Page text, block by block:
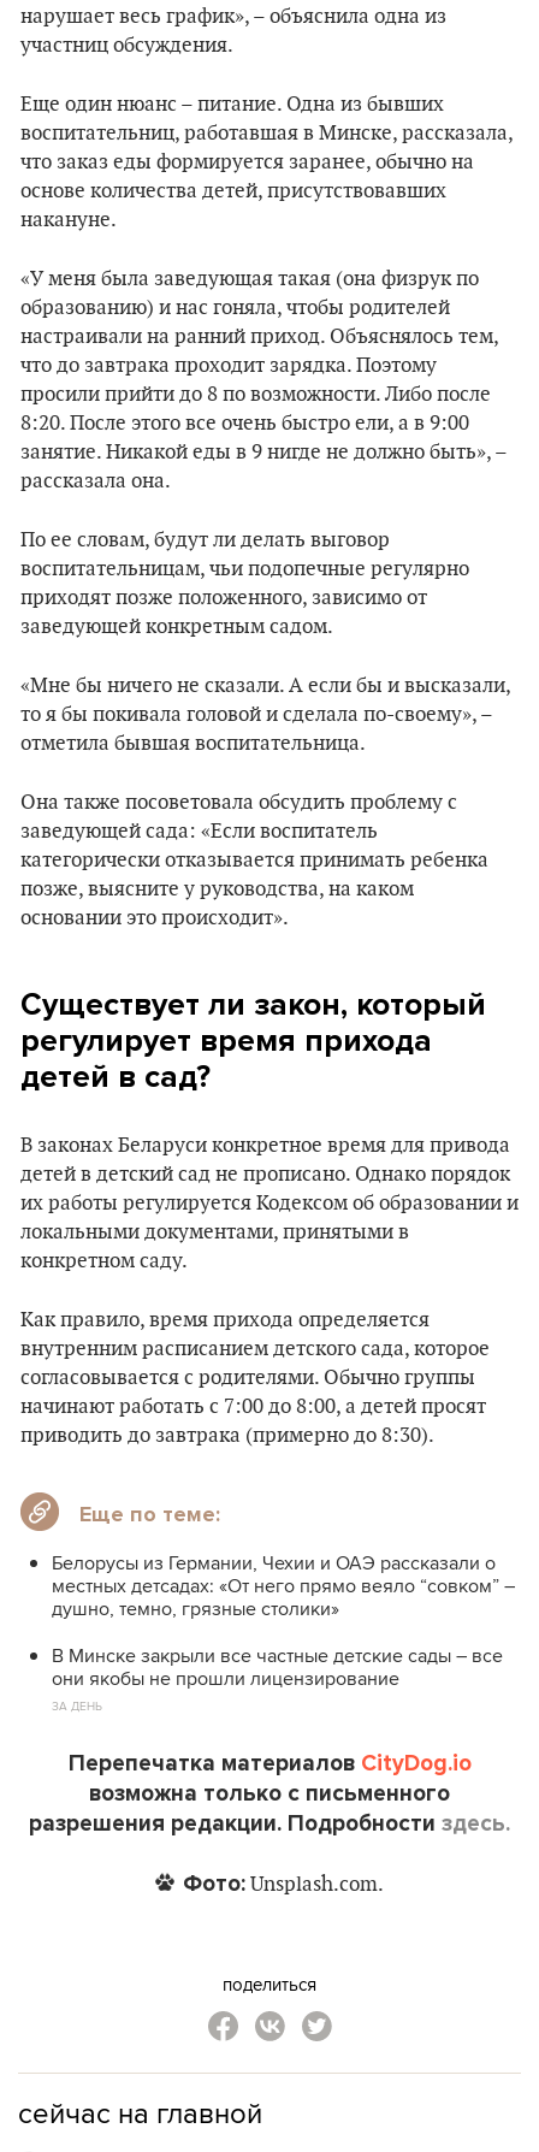
нарушает весь график», – объяснила одна из
участниц обсуждения.
Еще один нюанс – питание. Одна из бывших
воспитательниц, работавшая в Минске, рассказала,
что заказ еды формируется заранее, обычно на
основе количества детей, присутствовавших
накануне.
«У меня была заведующая такая (она физрук по
образованию) и нас гоняла, чтобы родителей
настраивали на ранний приход. Объяснялось тем,
что до завтрака проходит зарядка. Поэтому
просили прийти до 8 по возможности. Либо после
8:20. После этого все очень быстро ели, а в 9:00
занятие. Никакой еды в 9 нигде не должно быть», –
рассказала она.
По ее словам, будут ли делать выговор
воспитательницам, чьи подопечные регулярно
приходят позже положенного, зависимо от
заведующей конкретным садом.
«Мне бы ничего не сказали. А если бы и высказали,
то я бы покивала головой и сделала по-своему», –
отметила бывшая воспитательница.
Она также посоветовала обсудить проблему с
заведующей сада: «Если воспитатель
категорически отказывается принимать ребенка
позже, выясните у руководства, на каком
основании это происходит».
Существует ли закон, который
регулирует время прихода
детей в сад?
В законах Беларуси конкретное время для привода
детей в детский сад не прописано. Однако порядок
их работы регулируется Кодексом об образовании и
локальными документами, принятыми в
конкретном саду.
Как правило, время прихода определяется
внутренним расписанием детского сада, которое
согласовывается с родителями. Обычно группы
начинают работать с 7:00 до 8:00, а детей просят
приводить до завтрака (примерно до 8:30).
Еще по теме:
Белорусы из Германии, Чехии и ОАЭ рассказали о
местных детсадах: «От него прямо веяло “совком” –
душно, темно, грязные столики»
В Минске закрыли все частные детские сады – все
они якобы не прошли лицензирование
ЗА ДЕНЬ
Перепечатка материалов CityDog.io
возможна только с письменного
разрешения редакции. Подробности здесь.
Фото: Unsplash.com.
поделиться
сейчас на главной